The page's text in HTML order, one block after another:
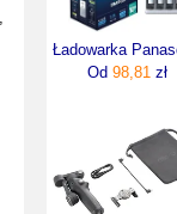
Od 98,81 zł